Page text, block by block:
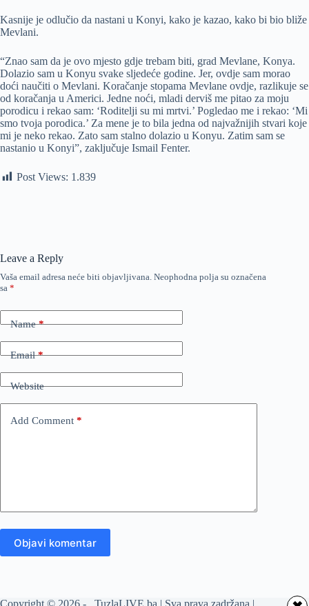
Kasnije je odlučio da nastani u Konyi, kako je kazao, kako bi bio bliže
Mevlani.
“Znao sam da je ovo mjesto gdje trebam biti, grad Mevlane, Konya.
Dolazio sam u Konyu svake sljedeće godine. Jer, ovdje sam morao
doći naučiti o Mevlani. Koračanje stopama Mevlane ovdje, razlikuje se
od koračanja u Americi. Jedne noći, mladi derviš me pitao za moju
porodicu i rekao sam: ‘Roditelji su mi mrtvi.’ Pogledao me i rekao: ‘Mi
smo tvoja porodica.’ Za mene je to bila jedna od najvažnijih stvari koje
mi je neko rekao. Zato sam stalno dolazio u Konyu. Zatim sam se
nastanio u Konyi”, zaključuje Ismail Fenter.
Post Views: 1.839
Leave a Reply
Vaša email adresa neće biti objavljivana. Neophodna polja su označena
sa *
Name*
Email*
Website
Add Comment *
Objavi komentar